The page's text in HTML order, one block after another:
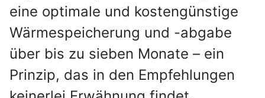
eine optimale und kostengünstige
Wärmespeicherung und -abgabe
über bis zu sieben Monate – ein
Prinzip, das in den Empfehlungen